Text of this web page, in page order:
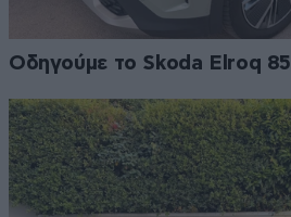
Οδηγούμε το Skoda Elroq 85